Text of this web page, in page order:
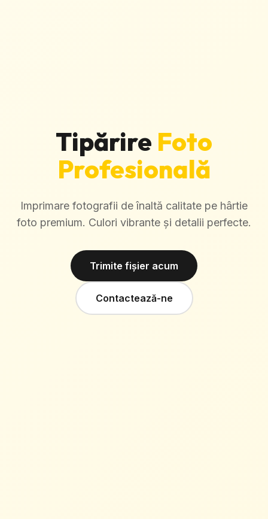
Tipărire Foto
Profesională
Imprimare fotografii de înaltă calitate pe hârtie
foto premium. Culori vibrante și detalii perfecte.
Trimite fișier acum
Contactează-ne